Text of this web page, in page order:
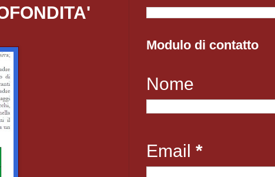
Modulo di contatto
Nome
Email *